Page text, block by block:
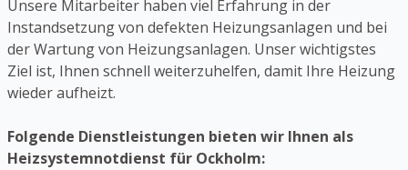
Unsere Mitarbeiter haben viel Erfahrung in der
Instandsetzung von defekten Heizungsanlagen und bei
der Wartung von Heizungsanlagen. Unser wichtigstes
Ziel ist, Ihnen schnell weiterzuhelfen, damit Ihre Heizung
wieder aufheizt.
Folgende Dienstleistungen bieten wir Ihnen als
Heizsystemnotdienst für Ockholm: